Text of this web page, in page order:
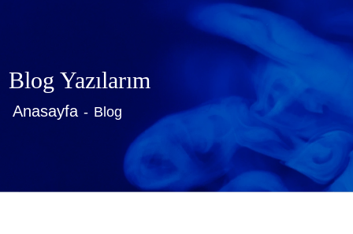
Blog Yazılarım
Anasayfa Blog